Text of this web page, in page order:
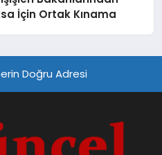
İçin Ortak Kınama
Doğru Adresi